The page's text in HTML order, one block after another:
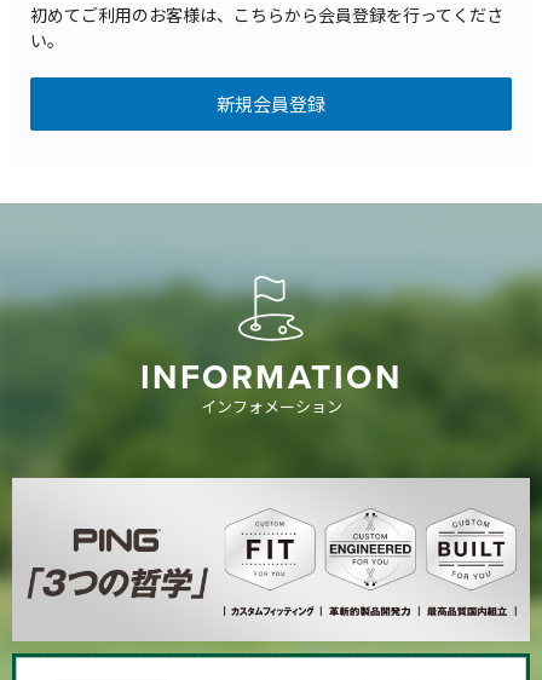
初めてご利用のお客様は、こちらから会員登録を行ってくださ
い。
INFORMATION
インフォメーション